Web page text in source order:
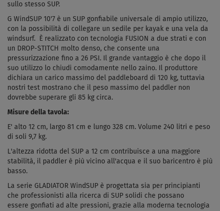
sullo stesso SUP.
G WindSUP 10'7 è un SUP gonfiabile universale di ampio utilizzo,
con la possibilità di collegare un sedile per kayak e una vela da
windsurf. È realizzato con tecnologia FUSION a due strati e con
un DROP-STITCH molto denso, che consente una
pressurizzazione fino a 26 PSI.
Il grande vantaggio è che dopo il
suo utilizzo lo chiudi comodamente nello zaino.
Il produttore
dichiara un carico massimo del paddleboard di 120 kg, tuttavia
nostri test mostrano che il peso massimo del paddler non
dovrebbe superare gli 85 kg circa.
Misure della tavola:
E' alto 12 cm, largo 81 cm e lungo 328 cm. Volume 240 litri e peso
di soli 9,7 kg.
L'altezza ridotta del SUP a 12 cm contribuisce a una maggiore
stabilità, il paddler è più vicino all'acqua e il suo baricentro è più
basso.
La serie GLADIATOR WindSUP è progettata sia per principianti
che professionisti alla ricerca di SUP solidi che possano
essere gonfiati ad alte pressioni, grazie alla moderna tecnologia